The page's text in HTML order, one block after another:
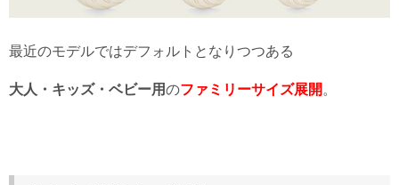
最近のモデルではデフォルトとなりつつある
大人・キッズ・ベビー用のファミリーサイズ展開。